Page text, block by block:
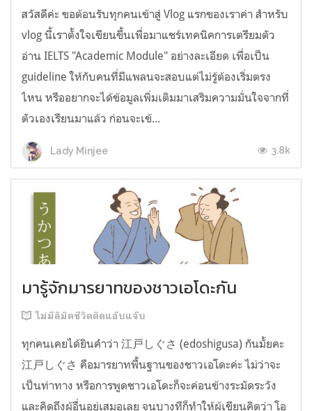
สวัสดีค่ะ ขอต้อนรับทุกคนเข้าสู่ Vlog แรกของเราค่า สำหรับ
vlog นี้เราตั้งใจเขียนขึ้นเพื่อมาแชร์เทคนิคการเตรียมตัว
อ่าน IELTS "Academic Module" อย่างละเอียด เพื่อเป็น
guideline ให้กับคนที่มีแพลนจะสอบแต่ไม่รู้ต้องเริ่มตรง
ไหน หรืออยากจะได้ข้อมูลเพิ่มเติมมาเสริมความมั่นใจจากที่
ตัวเองเรียนมาแล้ว ก่อนจะเข้...
Lady Minjee 3.8k
มารู้จักมารยาทของชาวเอโดะกัน
ไม่มีลิมิตชีวิตติดแอ๊บแจ๊บ
ทุกคนเคยได้ยินคำว่า 江戸しぐさ (edoshigusa) กันมั้ยคะ
江戸しぐさ คือมารยาทพื้นฐานของชาวเอโดะค่ะ ไม่ว่าจะ
เป็นท่าทาง หรือการพูดชาวเอโดะก็จะค่อนข้างระมัดระวัง
และคิดถึงผู้อื่นอยู่เสมอเลย จนบางทีก็ทำให้ผู้เขียนคิดว่า โอ